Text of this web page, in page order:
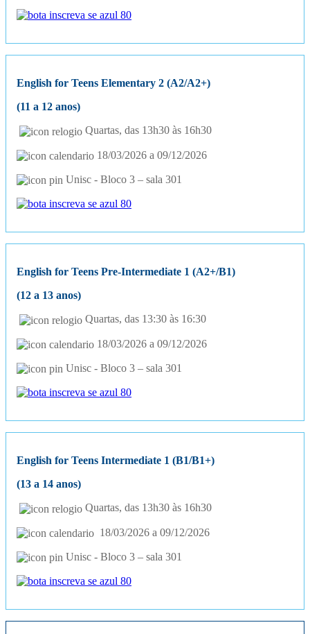
English for Teens Elementary 2 (A2/A2+)
(11 a 12 anos)
Quartas, das 13h30 às 16h30
18/03/2026 a 09/12/2026
Unisc - Bloco 3 – sala 301
English for Teens Pre-Intermediate 1 (A2+/B1)
(12 a 13 anos)
Quartas, das 13:30 às 16:30
18/03/2026 a 09/12/2026
Unisc - Bloco 3 – sala 301
English for Teens Intermediate 1 (B1/B1+)
(13 a 14 anos)
Quartas, das 13h30 às 16h30
18/03/2026 a 09/12/2026
Unisc - Bloco 3 – sala 301